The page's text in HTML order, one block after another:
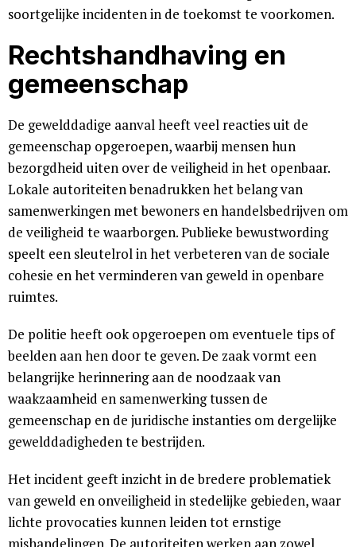
soortgelijke incidenten in de toekomst te voorkomen.
Rechtshandhaving en
gemeenschap
De gewelddadige aanval heeft veel reacties uit de
gemeenschap opgeroepen, waarbij mensen hun
bezorgdheid uiten over de veiligheid in het openbaar.
Lokale autoriteiten benadrukken het belang van
samenwerkingen met bewoners en handelsbedrijven om
de veiligheid te waarborgen. Publieke bewustwording
speelt een sleutelrol in het verbeteren van de sociale
cohesie en het verminderen van geweld in openbare
ruimtes.
De politie heeft ook opgeroepen om eventuele tips of
beelden aan hen door te geven. De zaak vormt een
belangrijke herinnering aan de noodzaak van
waakzaamheid en samenwerking tussen de
gemeenschap en de juridische instanties om dergelijke
gewelddadigheden te bestrijden.
Het incident geeft inzicht in de bredere problematiek
van geweld en onveiligheid in stedelijke gebieden, waar
lichte provocaties kunnen leiden tot ernstige